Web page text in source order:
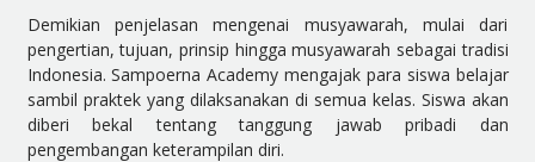
Demikian penjelasan mengenai musyawarah, mulai dari
pengertian, tujuan, prinsip hingga musyawarah sebagai tradisi
Indonesia. Sampoerna Academy mengajak para siswa belajar
sambil praktek yang dilaksanakan di semua kelas. Siswa akan
diberi bekal tentang tanggung jawab pribadi dan
pengembangan keterampilan diri.